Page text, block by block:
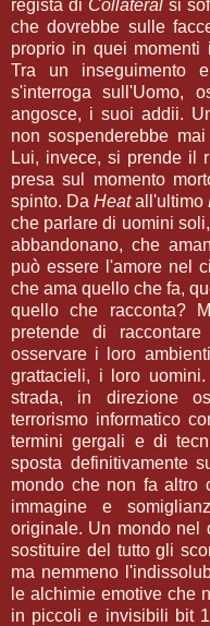
regista di Collateral si
che dovrebbe sulle
proprio in quei
Tra un inseguimento
s'interroga sull'Uomo,
angosce, i suoi addii.
non sospenderebbe
Lui, invece, si prende il
presa sul momento
spinto. Da Heatall'ultimo
che parlare di uomini
abbandonano, che
può essere l'amore nel
che ama quello che fa,
quello che racconta?
pretende di
osservare i loro
grattacieli, i loro uomini.
strada, in direzione
terrorismo informatico
termini gergali e di
sposta definitivamente
mondo che non fa altro
immagine e
originale. Un mondo nel
sostituire del tutto gli
ma nemmeno
le alchimie emotive che
in piccoli e invisibili bit